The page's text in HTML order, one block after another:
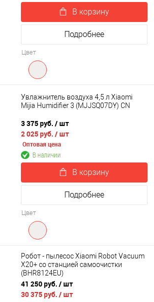
В корзину
Подробнее
Цвет
Увлажнитель воздуха 4,5 л Xiaomi
Mijia Humidifier 3 (MJJSQ07DY) CN
3 375 руб. / шт
2 025 руб. / шт
Оптовая цена
В наличии
В корзину
Подробнее
Цвет
Робот - пылесос Xiaomi Robot Vacuum
X20+ со станцией самоочистки
(BHR8124EU)
41 250 руб. / шт
30 375 руб. / шт